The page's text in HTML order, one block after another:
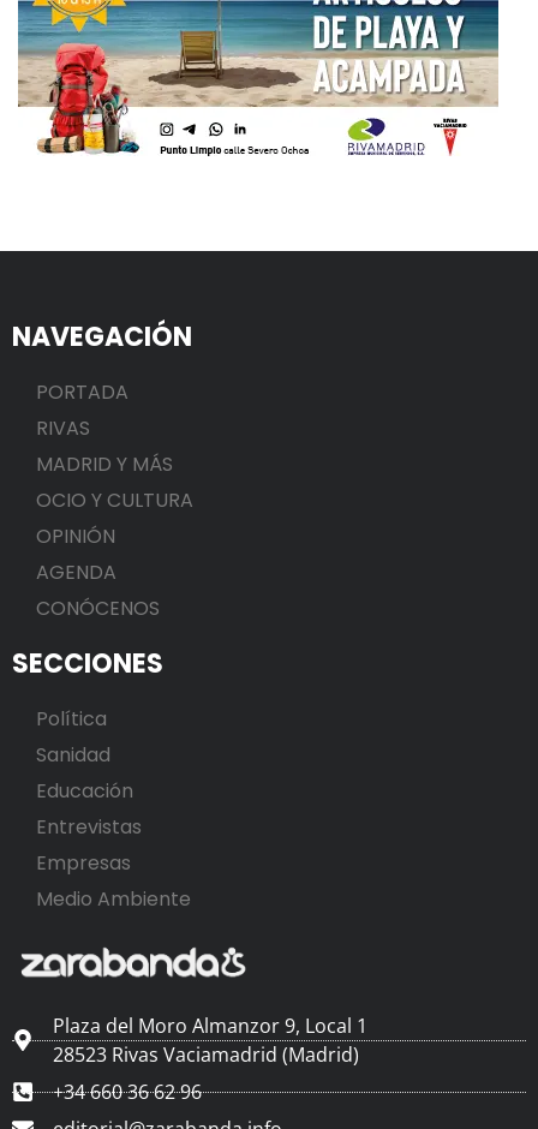
NAVEGACIÓN
PORTADA
RIVAS
MADRID Y MÁS
OCIO Y CULTURA
OPINIÓN
AGENDA
CONÓCENOS
SECCIONES
Política
Sanidad
Educación
Entrevistas
Empresas
Medio Ambiente
Plaza del Moro Almanzor 9, Local 1
28523 Rivas Vaciamadrid (Madrid)
+34 660 36 62 96